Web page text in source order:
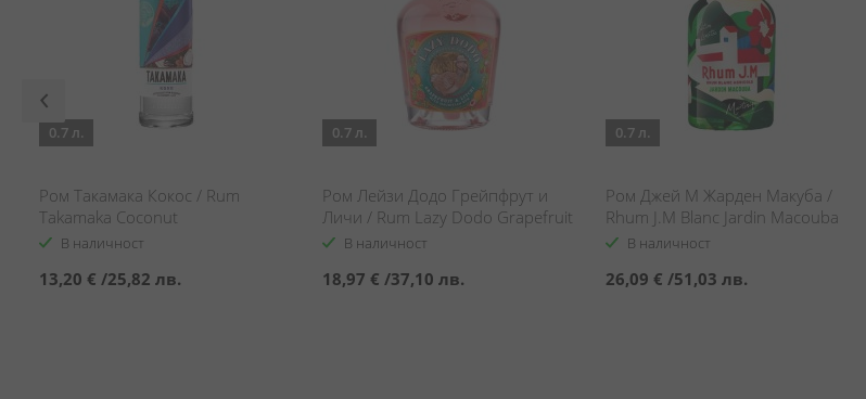
0.7 л.
Ром Такамака Кокос / Rum
Takamaka Coconut
В наличност
13,20 € /25,82 лв.
0.7 л.
Ром Лейзи Додо Грейпфрут и
Личи / Rum Lazy Dodo Grapefruit
& Litchi
В наличност
18,97 € /37,10 лв.
0.7 л.
Ром Джей М Жарден Макуба /
Rhum J.M Blanc Jardin Macouba
В наличност
26,09 € /51,03 лв.